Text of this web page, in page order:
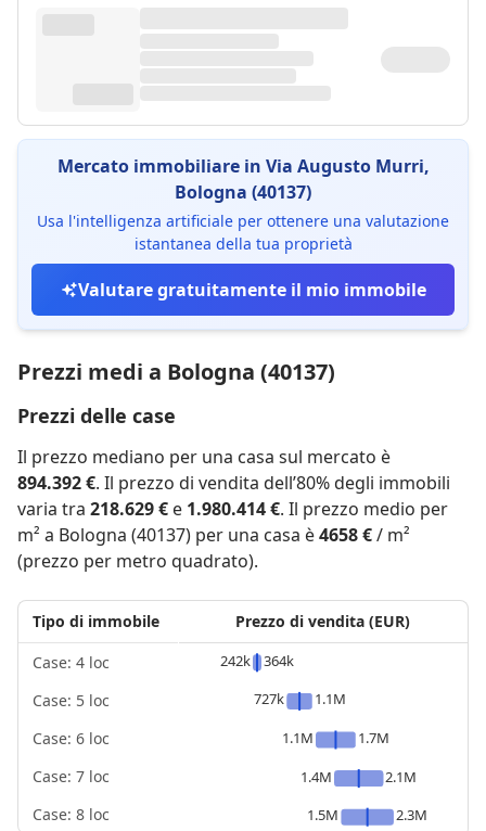
Mercato immobiliare in Via Augusto Murri,
Bologna (40137)
Usa l'intelligenza artificiale per ottenere una valutazione
istantanea della tua proprietà
Valutare gratuitamente il mio immobile
Prezzi medi a Bologna (40137)
Prezzi delle case
Il prezzo mediano per una casa sul mercato è
894.392 €. Il prezzo di vendita dell’80% degli immobili
varia tra 218.629 € e 1.980.414 €. Il prezzo medio per
m² a Bologna (40137) per una casa è4658 €/ m²
(prezzo per metro quadrato).
Tipo di immobile
Case: 4 loc
Case: 5 loc
Case: 6 loc
Case: 7 loc
Case: 8 loc
Prezzo di vendita (EUR)
242k
364k
727k
1.1M
1.1M
1.7M
1.4M
2.1M
1.5M
2.3M